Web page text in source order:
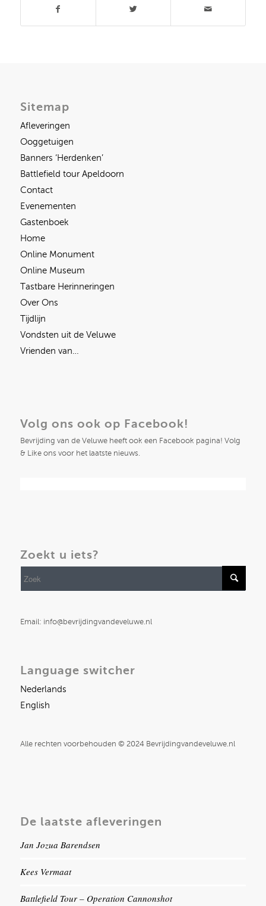
Sitemap
Afleveringen
Ooggetuigen
Banners ‘Herdenken’
Battlefield tour Apeldoorn
Contact
Evenementen
Gastenboek
Home
Online Monument
Online Museum
Tastbare Herinneringen
Over Ons
Tijdlijn
Vondsten uit de Veluwe
Vrienden van…
Volg ons ook op Facebook!
Bevrijding van de Veluwe heeft ook een Facebook pagina! Volg
& Like ons voor het laatste nieuws.
Zoekt u iets?
Email: info@bevrijdingvandeveluwe.nl
Language switcher
Nederlands
English
Alle rechten voorbehouden © 2024 Bevrijdingvandeveluwe.nl
De laatste afleveringen
Jan Jozua Barendsen
Kees Vermaat
Battlefield Tour – Operation Cannonshot